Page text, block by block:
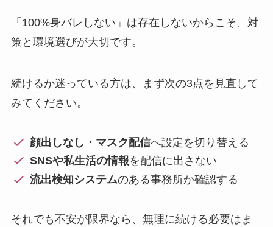
「100%身バレしない」は存在しないからこそ、対
策と環境選びが大切です。
続けるか迷っている方は、まず次の3点を見直して
みてください。
顔出しなし・マスク配信へ設定を切り替える
SNSや私生活の情報を配信に出さない
流出検知システムのある事務所か確認する
それでも不安が限界なら、無理に続ける必要はま